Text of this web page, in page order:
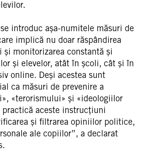
introduc așa-numitele măsuri de
implică nu doar răspândirea
și monitorizarea constantă și
și elevelor, atât în școli, cât și în
online. Deși acestea sunt
ca măsuri de prevenire a
«terorismului» și «ideologiilor
aceste instrucțiuni
și filtrarea opiniilor politice,
ale copiilor”, a declarat